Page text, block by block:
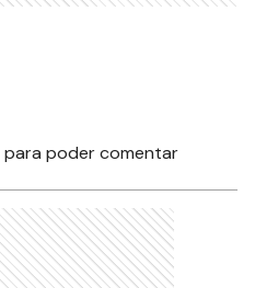
para poder comentar